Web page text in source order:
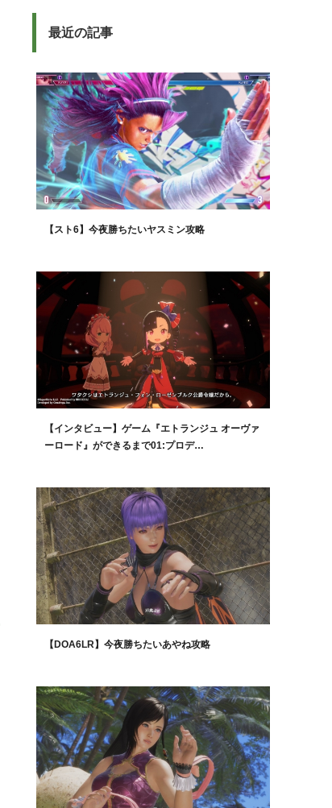
最近の記事
【スト6】今夜勝ちたいヤスミン攻略
【インタビュー】ゲーム『エトランジュ オーヴァ
ーロード』ができるまで01:プロデ…
【DOA6LR】今夜勝ちたいあやね攻略